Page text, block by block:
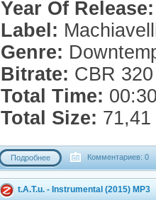
Year Of Release:
Label:
Genre:
Bitrate: CBR
Total Time:
Total Size: 71,41
Подробнее Комментариев: 0
t.A.T.u. - Instrumental (2015) MP3